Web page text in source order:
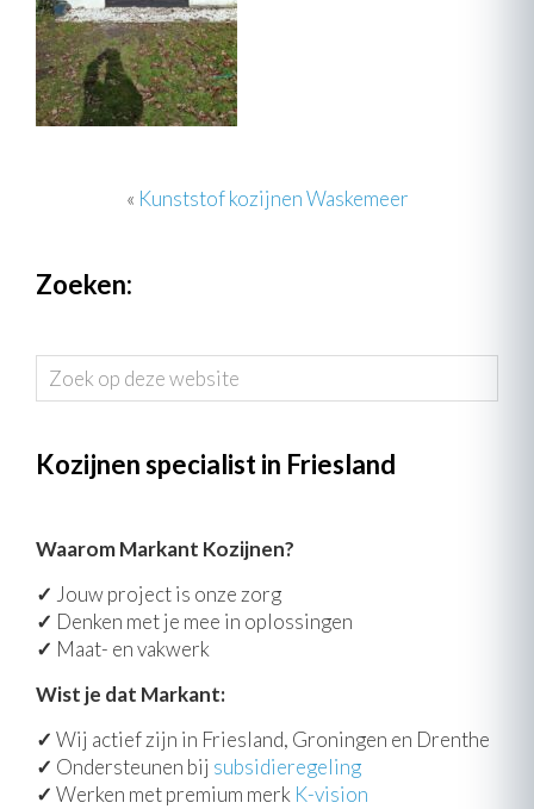
« Kunststof kozijnen Waskemeer
Zoeken:
Zoek
op
website
Kozijnen specialist in Friesland
Waarom Markant Kozijnen?
✓ Jouw project is onze zorg
✓ Denken met je mee in oplossingen
✓ Maat- en vakwerk
Wist je dat Markant:
✓ Wij actief zijn in Friesland, Groningen en Drenthe
✓ Ondersteunen bij subsidieregeling
✓ Werken met premium merk K-vision